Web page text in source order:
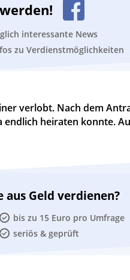
interessante News
zu Verdienstmöglichkeiten
verlobt. Nach dem
endlich heiraten konnte.
aus Geld verdienen?
bis zu 15 Euro pro Umfrage
seriös & geprüft